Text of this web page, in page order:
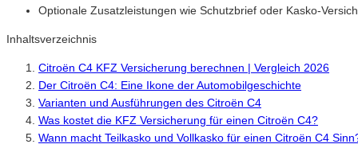
Optionale Zusatzleistungen wie Schutzbrief oder Kasko-
Inhaltsverzeichnis
Citroën C4 KFZ Versicherung berechnen | Vergleich 2026
Der Citroën C4: Eine Ikone der Automobilgeschichte
Varianten und Ausführungen des Citroën C4
Was kostet die KFZ Versicherung für einen Citroën C4?
Wann macht Teilkasko und Vollkasko für einen Citroën C4